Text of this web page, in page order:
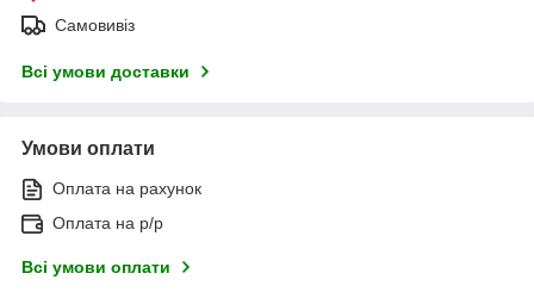
Самовивіз
Всі умови доставки
Умови оплати
Оплата на рахунок
Оплата на р/р
Всі умови оплати